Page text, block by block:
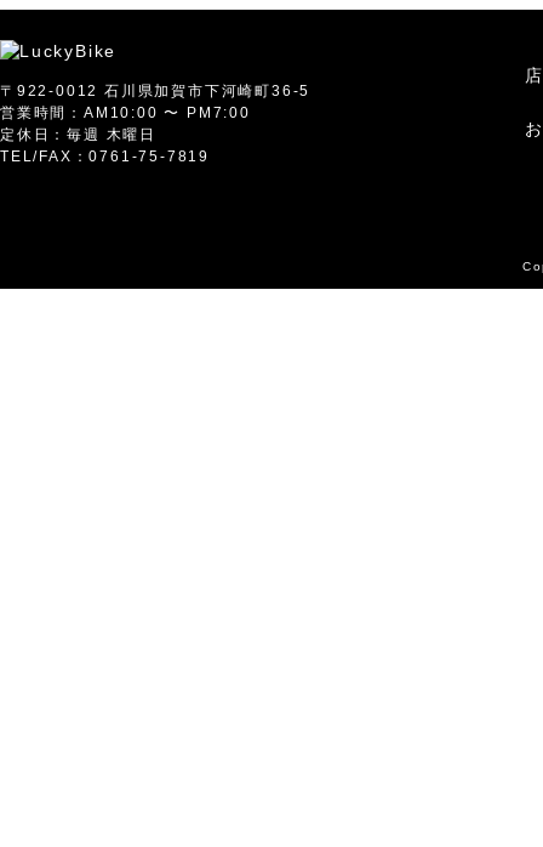
〒922-0012 石川県加賀市下河崎町36-5
営業時間：AM10:00 〜 PM7:00
定休日：毎週 木曜日
TEL/FAX：0761-75-7819